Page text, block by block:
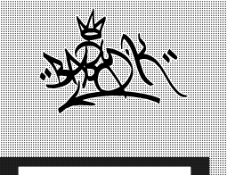
__gaTracker('require',